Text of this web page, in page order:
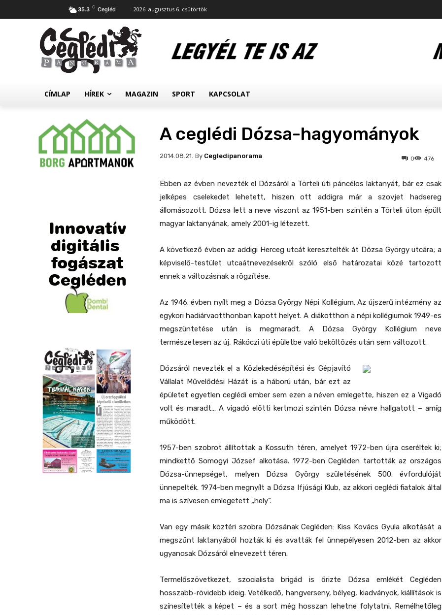
35.3 C Cegléd 2026. augusztus 6. csütörtök
CÍMLAP HÍREK MAGAZIN SPORT KAPCSOLAT
A ceglédi Dózsa-hagyományok
2014.08.21. 476
0
By Cegledipanorama
Ebben az évben nevezték el Dózsáról a Törteli úti páncélos laktanyát, bár ez csak
jelképes cselekedet lehetett, hiszen ott addigra már a szovjet hadsereg
állomásozott. Dózsa lett a neve viszont az 1951-ben szintén a Törteli úton épült
magyar laktanyának, amely 2001-ig létezett.
A következő évben az addigi Herceg utcát keresztelték át Dózsa György utcára; a
képviselő-testület utcaátnevezésekről szóló első határozatai közé tartozott
ennek a változásnak a rögzítése.
Az 1946. évben nyílt meg a Dózsa György Népi Kollégium. Az újszerű intézmény az
egykori hadiárvaotthonban kapott helyet. A diákotthon a népi kollégiumok 1949-es
megszüntetése után is megmaradt. A Dózsa György Kollégium neve
természetesen az új, Rákóczi úti épületbe való beköltözés után sem változott.
Dózsáról nevezték el a Közlekedésépítési és Gépjavító
Vállalat Művelődési Házát is a háború után, bár ezt az
épületet egyetlen ceglédi ember sem ezen a néven emlegette, hiszen ez a Vigadó
volt és maradt… A vigadó előtti kertmozi szintén Dózsa névre hallgatott – amíg
működött.
1957-ben szobrot állítottak a Kossuth téren, amelyet 1972-ben újra cseréltek ki;
mindkettő Somogyi József alkotása. 1972-ben Cegléden tartották az országos
Dózsa-ünnepséget, melyen Dózsa György születésének 500. évfordulóját
ünnepelték. 1974-ben megnyílt a Dózsa Ifjúsági Klub, az akkori ceglédi fiatalok által
ma is szívesen emlegetett „hely”.
Van egy másik köztéri szobra Dózsának Cegléden: Kiss Kovács Gyula alkotását a
megszűnt laktanyából hozták ki és avatták fel ünnepélyesen 2012-ben az akkor
ugyancsak Dózsáról elnevezett téren.
Termelőszövetkezet, szocialista brigád is őrizte Dózsa emlékét Cegléden
hosszabb-rövidebb ideig. Vetélkedő, hangverseny, bélyeg, kiadványok, kiállítások is
színesítették a képet – és a sort még hosszan lehetne folytatni. Remélhetőleg